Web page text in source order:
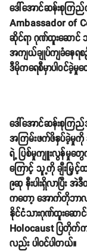
ဒေါ်အောင်ဆန်းစုကြ
Ambassador of
ဆိုင်ရာ ဂုဏ်ထူးဆောင်
အကျယ်ချုပ်ကျခံနေရစဉ်
ဒီမိုကရေစီမှာပါဝင်ခဲ့မှု
ဒေါ်အောင်ဆန်းစုကြ
အကြမ်းဖက်ဖိနှပ်ခဲ့မှုကို
ရဲ့ ပြစ်မှုကျူးလွန်မှုတွ
ကြောင့် သူ့ကို ချီးမြှ
၉ဆု နီးပါးရှိလာပြီ
ကတော့ အောက်တိုဘာလ
နိုင်ငံသားဂုဏ်ထူးဆေ
Holocaust ပြတိုက်
လည်း ပါဝင်ပါတယ်။